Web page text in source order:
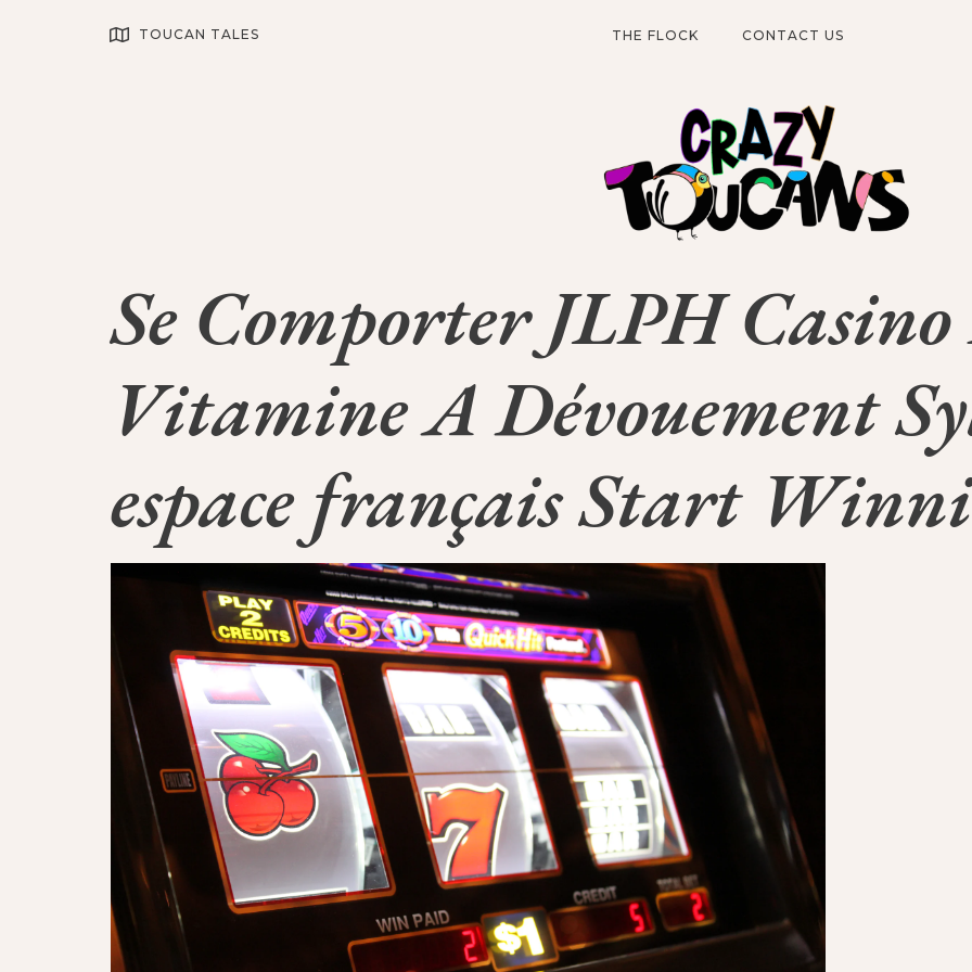
TOUCAN TALES THE FLOCK CONTACT US
Se Comporter JLPH Casino
Vitamine A Dévouement
espace français Start